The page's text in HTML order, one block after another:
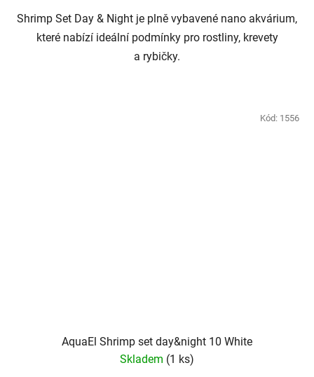
Shrimp Set Day & Night je plně vybavené nano akvárium,
které nabízí ideální podmínky pro rostliny, krevety
a rybičky.
AquaEl Shrimp set day&night 10 White
Skladem (1 ks)
Kód: 1556